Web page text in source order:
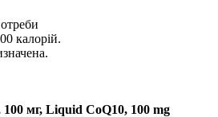
калорій.
100 мг, Liquid CoQ10, 100 mg